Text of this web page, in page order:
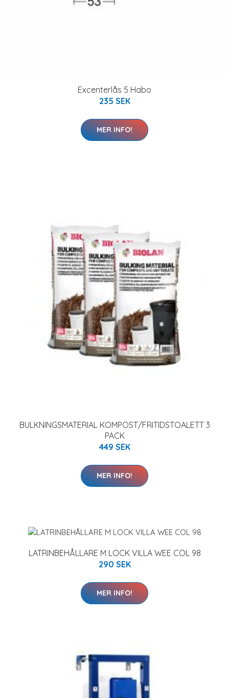
Excenterlås 5 Habo
235 SEK
MER INFO!
BULKNINGSMATERIAL KOMPOST/FRITIDSTOALETT 3
PACK
449 SEK
MER INFO!
LATRINBEHÅLLARE M LOCK VILLA WEE COL 98
290 SEK
MER INFO!